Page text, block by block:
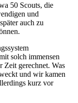
50 Scouts, die
und
auch zu
solch immensen
Zeit gerechnet. Was
und wir kamen
kurz vor